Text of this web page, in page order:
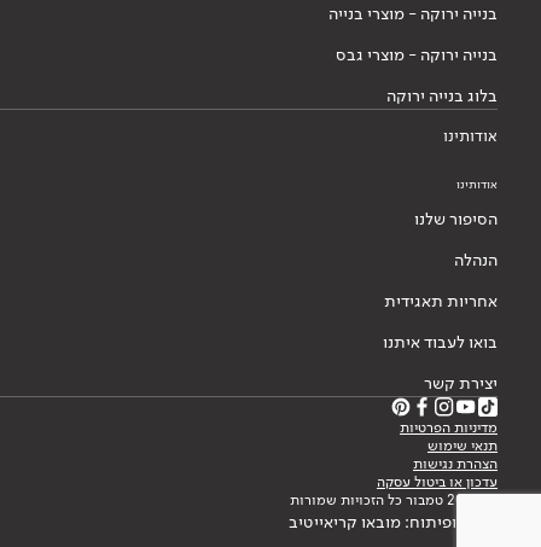
בנייה ירוקה - מוצרי בנייה
בנייה ירוקה - מוצרי גבס
בלוג בנייה ירוקה
אודותינו
אודותינו
הסיפור שלנו
הנהלה
אחריות תאגידית
בואו לעבוד איתנו
יצירת קשר
מדיניות הפרטיות
תנאי שימוש
הצהרת נגישות
עדכון או ביטול עסקה
© 2026 טמבור כל הזכויות שמורות
עיצוב ופיתוח: מובאו קריאייטיב